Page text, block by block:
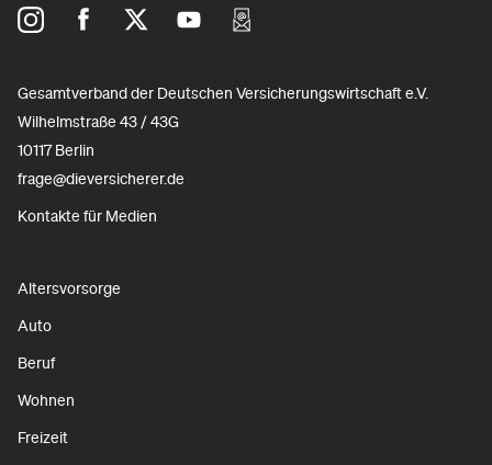
Gesamtverband der Deutschen Versicherungswirtschaft e.V.
Wilhelmstraße 43 / 43G
10117 Berlin
frage@dieversicherer.de
Kontakte für Medien
Altersvorsorge
Auto
Beruf
Wohnen
Freizeit